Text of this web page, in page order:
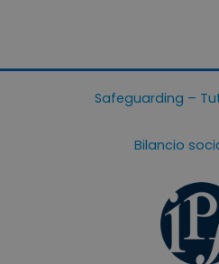
Safeguarding –
Bilancio